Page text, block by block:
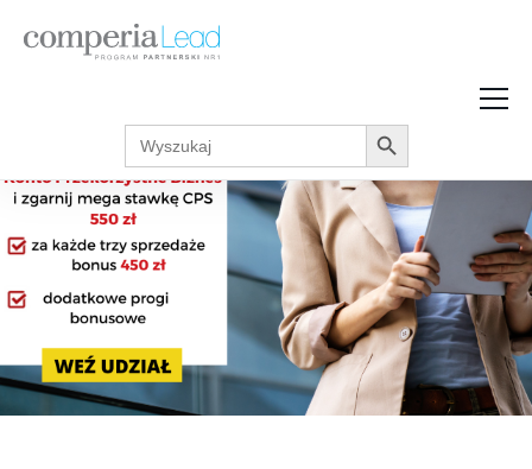
Strefa Wiedzy
Podcasty
Zarabiaj w internecie
Akcje promocyjne
Regulaminy
Search
for:
Search Button